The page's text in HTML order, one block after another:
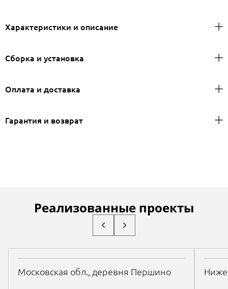
Характеристики и описание
Сборка и установка
Оплата и доставка
Гарантия и возврат
Реализованные проекты
Московская обл., деревня Першино